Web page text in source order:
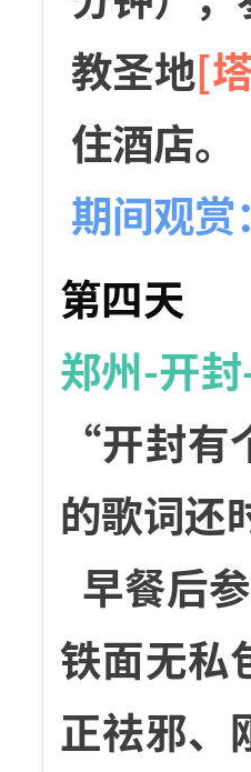
教圣地[
住酒店。
期间观
第四天
郑州-
“开封
的歌词还
早餐后
铁面无私
正祛邪、